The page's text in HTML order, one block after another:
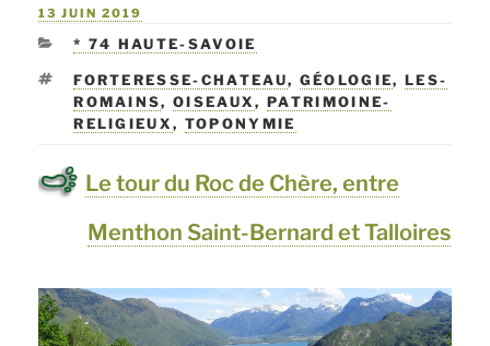
PUBLIÉ
13 JUIN 2019
CATÉGORIES
* 74 HAUTE-SAVOIE
ÉTIQUETTES
FORTERESSE-CHATEAU, GÉOLOGIE,LES-
ROMAINS,OISEAUX,PATRIMOINE-
RELIGIEUX, TOPONYMIE
Le tour du Roc de Chère, entre
Menthon Saint-Bernard et Talloires